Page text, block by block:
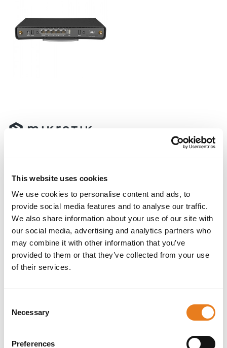
This website uses cookies
We use cookies to personalise content and ads, to
provide social media features and to analyse our traffic.
We also share information about your use of our site with
our social media, advertising and analytics partners who
may combine it with other information that you’ve
provided to them or that they’ve collected from your use
of their services.
Selection
Necessary
Preferences
router access point domestico dotato di 5 porte
Gigabit Ethernet, 256 MB di RAM e CPU quad-core, e
soddisfa anche le famiglie più ampie ed esigenti.
Chiedi informazioni
Descrizione Dettagli del prodotto Download
router access point domestico conveniente, con
bisogno negli anni a venire. È dotato di 5 porte
Gigabit Ethernet, 256 MB di RAM e CPU quad-
esigenti. Integra il supporto PoE, e può